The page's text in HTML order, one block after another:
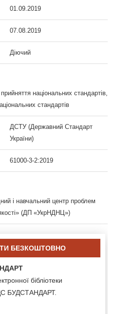
01.09.2019
07.08.2019
Діючий
національних стандартів,
стандартів
ДСТУ (Державний Стандарт
України)
61000-3-2:2019
і навчальний центр проблем
якості» (ДП «УкрНДНЦ»)
БЕЗКОШТОВНО
бібліотеки
БУДСТАНДАРТ.